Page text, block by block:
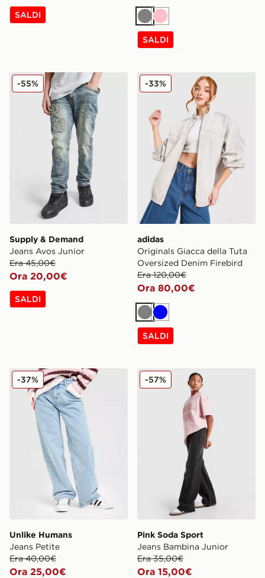
SALDI
GrigioRosa
SALDI
Supply & Demand Jeans Avos Junior
Supply & Demand
Jeans Avos Junior
Era 45,00€
Ora 20,00€
-55%
SALDI
adidas Originals Giacca
adidas
Originals Giacca della Tuta
Oversized Denim Firebird
Era 120,00€
Ora 80,00€
-33%
Grigio
Blu
SALDI
Unlike Humans Jeans Petite
Unlike Humans
Jeans Petite
Era 40,00€
Ora 25,00€
-37% Pink Soda Sport Jeans
Pink Soda Sport
Jeans Bambina Junior
Era 35,00€
Ora 15,00€
-57%